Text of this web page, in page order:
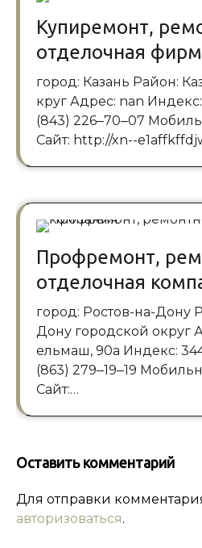
Купиремонт,
отделочная
город: Казань Район: Казань городской о
круг Адрес: nan
(843) 226‒70‒07
Сайт: http://xn--
Профремонт,
отделочная
город: Ростов-на-Дону Район: Ростов-на-
Дону городской округ
ельмаш, 90а Индекс:
(863) 279‒19‒19
Сайт:…
Оставить комментарий
Для отправки
авторизоваться.